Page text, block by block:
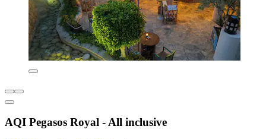
AQI Pegasos Royal - All inclusive